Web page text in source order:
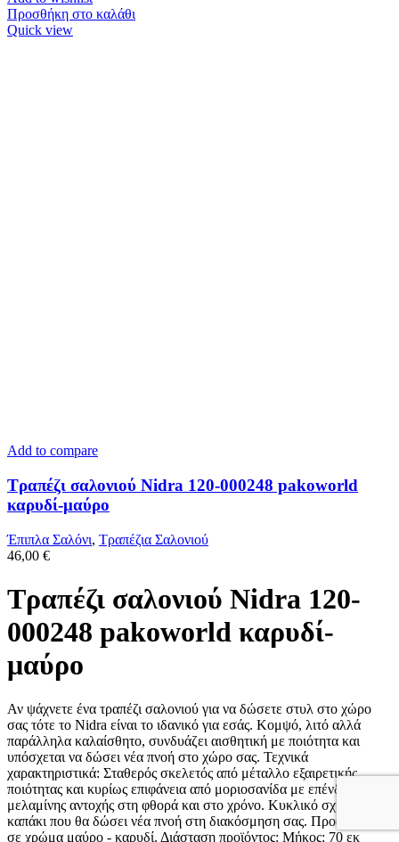
Προσθήκη στο καλάθι
Quick view
Add to compare
Τραπέζι σαλονιού Nidra 120-000248 pakoworld
καρυδί-μαύρο
Έπιπλα Σαλόνι, Τραπέζια Σαλονιού
46,00 €
Τραπέζι σαλονιού Nidra 120-
000248 pakoworld καρυδί-
μαύρο
Αν ψάχνετε ένα τραπέζι σαλονιού για να δώσετε στυλ στο χώρο
σας τότε το Nidra είναι τo ιδανικό για εσάς. Κομψό, λιτό αλλά
παράλληλα καλαίσθητo, συνδυάζει αισθητική με ποιότητα και
υπόσχεται να δώσει νέα πνοή στο χώρο σας. Τεχνικά
χαρακτηριστικά: Σταθερός σκελετός από μέταλλο εξαιρετικής
ποιότητας και κυρίως επιφάνεια από μοριοσανίδα με επένδυση
μελαμίνης αντοχής στη φθορά και στο χρόνο. Κυκλικό σχήμα στο
καπάκι που θα δώσει νέα πνοή στη διακόσμηση σας. Προσφέρεται
σε χρώμα μαύρο - καρυδί. Διάσταση προϊόντος: Μήκος: 70 εκ